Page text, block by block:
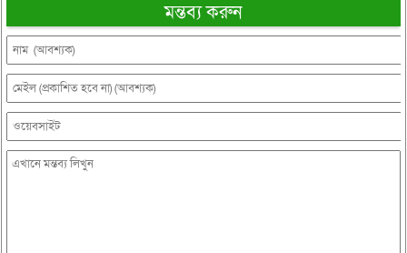
মন্তব্য করুন